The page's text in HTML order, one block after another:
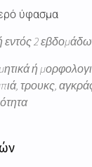
ύφασμα
εντός 2
ή
τρουκς,